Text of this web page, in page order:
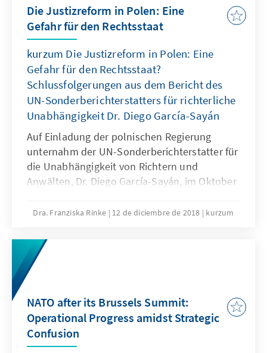
Die Justizreform in Polen: Eine
Gefahr für den Rechtsstaat
kurzum Die Justizreform in Polen: Eine
Gefahr für den Rechtsstaat?
Schlussfolgerungen aus dem Bericht des
UN-Sonderberichterstatters für richterliche
Unabhängigkeit Dr. Diego García-Sayán
Auf Einladung der polnischen Regierung
unternahm der UN-Sonderberichterstatter für
die Unabhängigkeit von Richtern und
Anwälten, Dr. Diego García-Sayán, im Oktober
von der polnischen Justizreform zu machen.
kommt zu dem Ergebnis, dass durch die
Justizreform die Unabhängigkeit der Justiz
und die Gewaltenteilung in Polen gefährdet
seines Berichts zusammen.
Dra. Franziska Rinke 12 de diciembre de 2018 kurzum
NATO after its Brussels Summit:
Operational Progress amidst Strategic
Confusion